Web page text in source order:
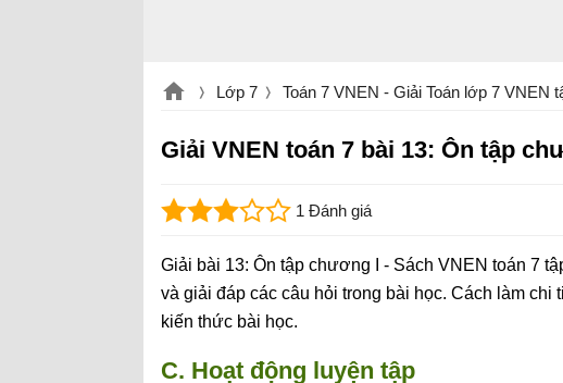
Lớp 7 Toán 7 VNEN - Giải Toán lớp 7 VNEN
Giải VNEN toán 7 bài 13: Ôn tập
1 Đánh giá
Giải bài 13: Ôn tập chương I - Sách VNEN toán 7
và giải đáp các câu hỏi trong bài học. Cách làm chi
kiến thức bài học.
C. Hoạt động luyện tập